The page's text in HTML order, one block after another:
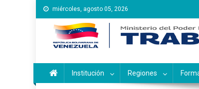
Saltar
al
contenido
miércoles, agosto 05, 2026
Instituto Nacional
Inces
Institución Regiones